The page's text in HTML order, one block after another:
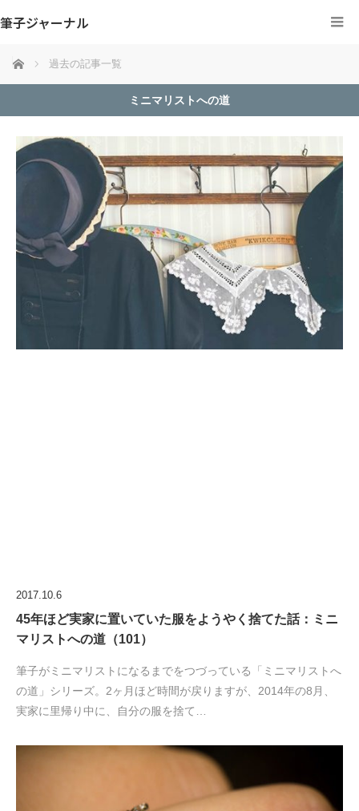
筆子ジャーナル
ホーム 過去の記事一覧
ミニマリストへの道
2017.10.6
45年ほど実家に置いていた服をようやく捨てた話：ミニ
マリストへの道（101）
筆子がミニマリストになるまでをつづっている「ミニマリストへ
の道」シリーズ。2ヶ月ほど時間が戻りますが、2014年の8月、
実家に里帰り中に、自分の服を捨て…